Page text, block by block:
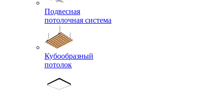
Подвесная
потолочная система
Кубообразный
потолок